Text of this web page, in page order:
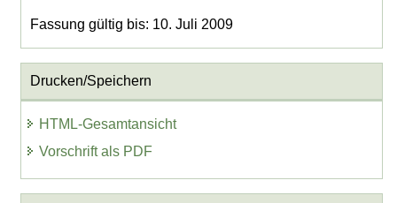
Fassung gültig bis: 10. Juli 2009
Drucken/Speichern
HTML-Gesamtansicht
Vorschrift als PDF